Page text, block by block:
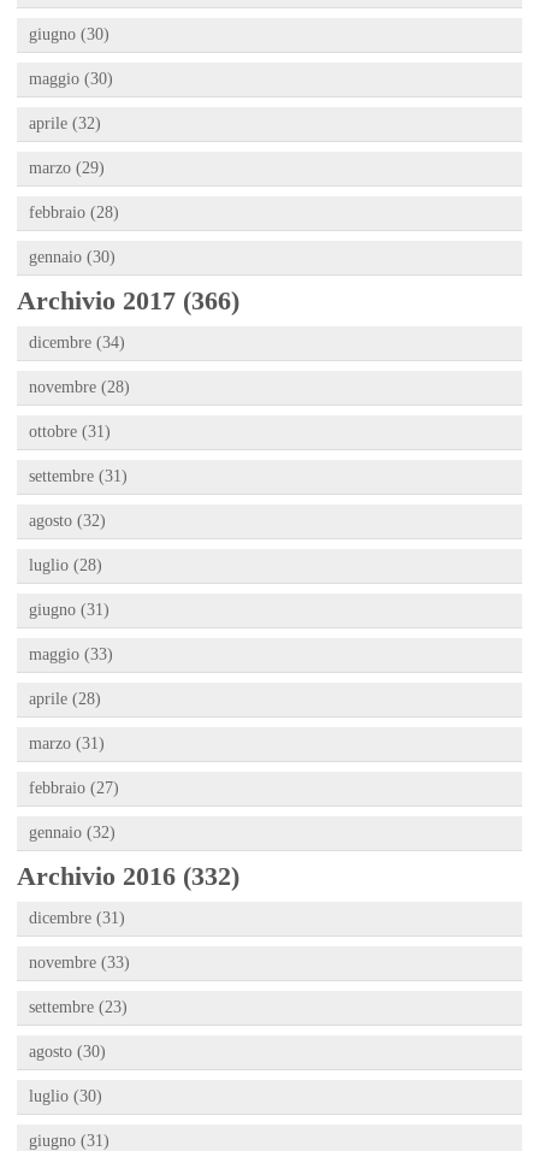
giugno (30)
maggio (30)
aprile (32)
marzo (29)
febbraio (28)
gennaio (30)
Archivio 2017 (366)
dicembre (34)
novembre (28)
ottobre (31)
settembre (31)
agosto (32)
luglio (28)
giugno (31)
maggio (33)
aprile (28)
marzo (31)
febbraio (27)
gennaio (32)
Archivio 2016 (332)
dicembre (31)
novembre (33)
settembre (23)
agosto (30)
luglio (30)
giugno (31)